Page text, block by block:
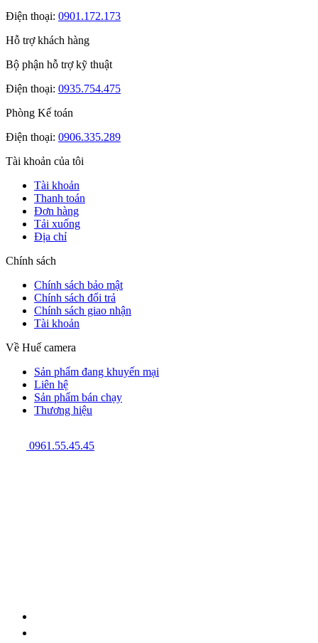
Điện thoại: 0901.172.173
Hỗ trợ khách hàng
Bộ phận hỗ trợ kỹ thuật
Điện thoại: 0935.754.475
Phòng Kế toán
Điện thoại: 0906.335.289
Tài khoản của tôi
Tài khoản
Thanh toán
Đơn hàng
Tải xuống
Địa chỉ
Chính sách
Chính sách bảo mật
Chính sách đổi trả
Chính sách giao nhận
Tài khoản
Về Huế camera
Sản phẩm đang khuyến mại
Liên hệ
Sản phẩm bán chạy
Thương hiệu
0961.55.45.45